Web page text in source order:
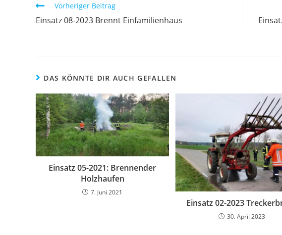
Vorheriger Beitrag
Einsatz 08-2023 Brennt Einfamilienhaus
DAS KÖNNTE DIR AUCH GEFALLEN
Einsatz 05-2021: Brennender
Holzhaufen
7. Juni 2021
Einsatz 02-2023
30. April 2023